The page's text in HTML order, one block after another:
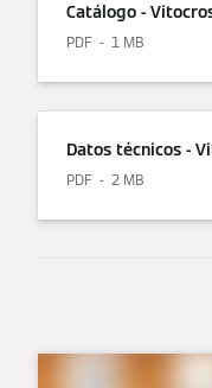
Catálogo -
PDF 1 MB
Datos técnicos -
PDF 2 MB